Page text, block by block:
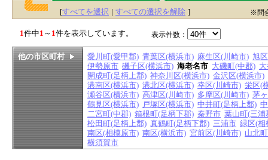
[すべてを選択 | すべての選択を解除 ] ※問
1件中1 ～ 1件を表示しています。 表示件数：
他の市区町村 愛川町(愛甲郡) 青葉区(横浜市) 麻生区(川崎市) 旭
伊勢原市 磯子区(横浜市) 海老名市 大磯町(中郡)
開成町(足柄上郡) 神奈川区(横浜市) 金沢区(横浜市)
港南区(横浜市) 港北区(横浜市) 幸区(川崎市) 栄区(
瀬谷区(横浜市) 高津区(川崎市) 多摩区(川崎市) 茅
鶴見区(横浜市) 戸塚区(横浜市) 中井町(足柄上郡)
二宮町(中郡) 箱根町(足柄下郡) 秦野市 葉山町(三浦
松田町(足柄上郡) 真鶴町(足柄下郡) 三浦市 緑区(相
南区(相模原市) 南区(横浜市) 宮前区(川崎市) 山北
横須賀市